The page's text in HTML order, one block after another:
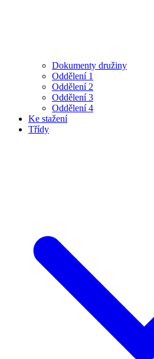
Dokumenty družiny
Oddělení 1
Oddělení 2
Oddělení 3
Oddělení 4
Ke stažení
Třídy